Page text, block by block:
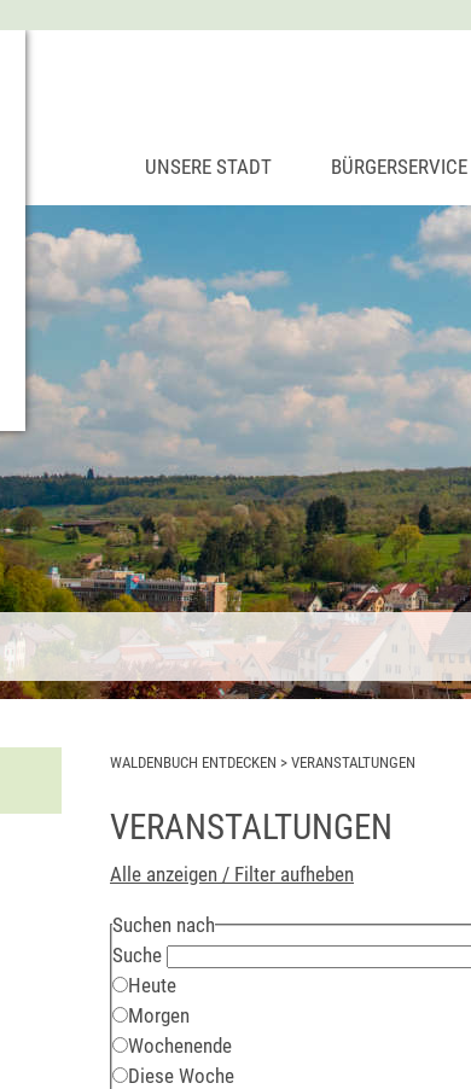
UNSERE STADT BÜRGERSERVICE
WALDENBUCH ENTDECKEN > VERANSTALTUNGEN
VERANSTALTUNGEN
Alle anzeigen / Filter aufheben
Suchen nach
Suche
Heute
Morgen
Wochenende
Diese Woche